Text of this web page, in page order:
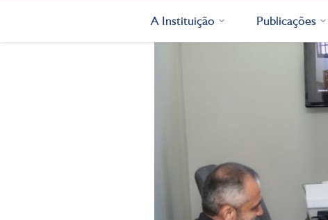
A Instituição Publicações